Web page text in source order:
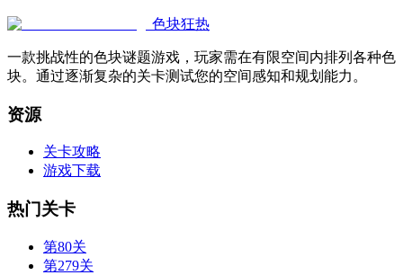
色块狂热
一款挑战性的色块谜题游戏，玩家需在有限空间内排列各种色
块。通过逐渐复杂的关卡测试您的空间感知和规划能力。
资源
关卡攻略
游戏下载
热门关卡
第80关
第279关